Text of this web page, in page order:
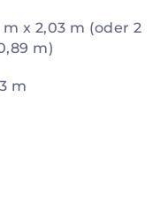
x 2,03 m (oder 2
m)
m